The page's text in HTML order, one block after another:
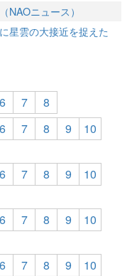
NAOニュース）
星雲の大接近を捉えた
6 7
8
6 7 8 9
10
6 7 8 9
10
6 7 8 9
10
6 7 8 9
10